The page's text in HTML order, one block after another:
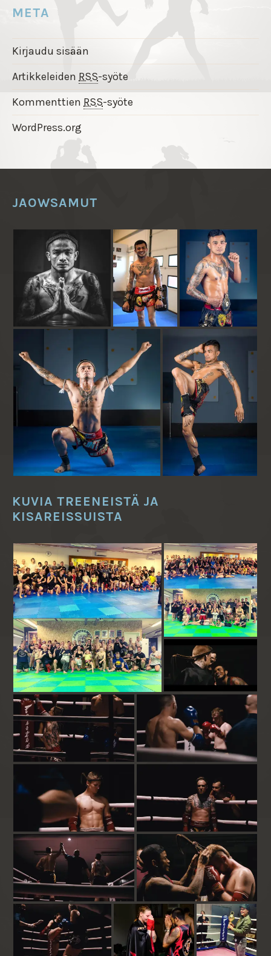
META
Kirjaudu sisään
Artikkeleiden RSS-syöte
Kommenttien RSS-syöte
WordPress.org
JAOWSAMUT
KUVIA TREENEISTÄ JA
KISAREISSUISTA